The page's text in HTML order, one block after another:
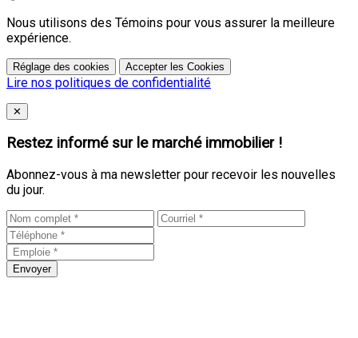
Nous utilisons des Témoins pour vous assurer la meilleure
expérience.
Réglage des cookies Accepter les Cookies
Lire nos politiques de confidentialité
Close
✕
Restez informé sur le marché immobilier !
Abonnez-vous à ma newsletter pour recevoir les nouvelles
du jour.
Envoyer